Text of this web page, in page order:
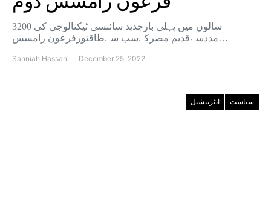
3200 سالوں میں پہلی بارجدید سائنسی ٹیکنالوجی کی
مددسےقدیم مصرکےسب سےطاقتورفرعون رامسس…
Sanniah Hassan December 25, 2022
انٹرنیشنل سیاست